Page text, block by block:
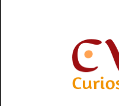
contenido